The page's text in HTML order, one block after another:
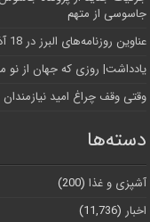
جاسوسی از متهم
عناوین روزنامه‌های البرز در ‌18 آذرماه/صدرنشینی در ارائه خدمات زایمان بی‌درد
یادداشت| روزی که جهان از نو
وقتی وقف چراغ امید
دسته‌ها
آشپزی و غذا (200)
اخبار (11,736)